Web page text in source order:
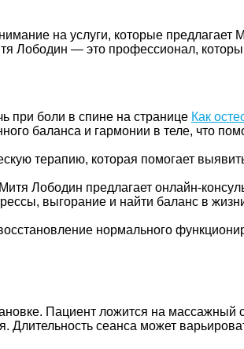
на услуги, которые
Лободин — это профессионал,
при боли в спине на странице Как
баланса и гармонии в теле, что
терапию, которая помогает
Лободин предлагает онлайн-
выгорание и найти баланс в
нормального
Пациент ложится на массажный
сеанса может